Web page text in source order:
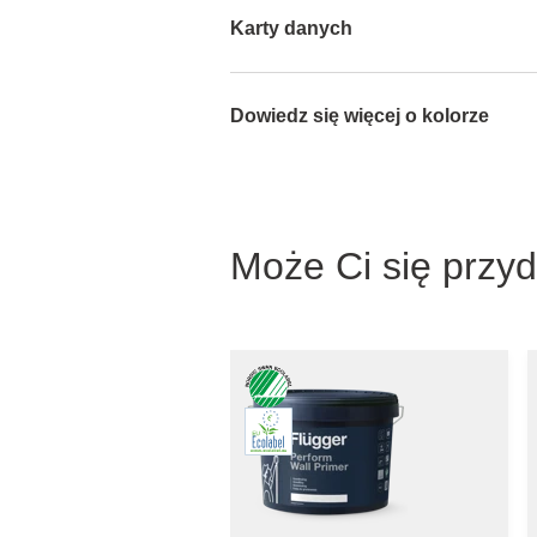
Karty danych
Dowiedz się więcej o kolorze
Może Ci się